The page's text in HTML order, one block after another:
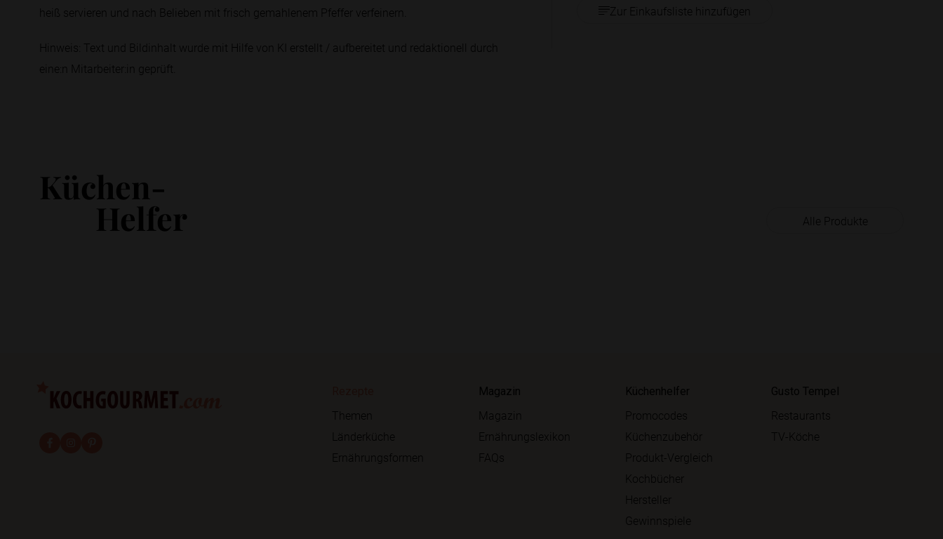
Zur Einkaufsliste hinzufügen
heiß servieren und nach Belieben mit frisch gemahlenem Pfeffer verfeinern.
Hinweis: Text und Bildinhalt wurde mit Hilfe von KI erstellt / aufbereitet und redaktionell durch
eine:n Mitarbeiter:in geprüft.
Küchen-
Helfer Alle Produkte
Themen
Länderküche
Ernährungsformen
Magazin
Magazin
Ernährungslexikon
FAQs
Küchenhelfer
Promocodes
Küchenzubehör
Produkt-Vergleich
Kochbücher
Hersteller
Gewinnspiele
Gusto Tempel
Restaurants
TV-Köche